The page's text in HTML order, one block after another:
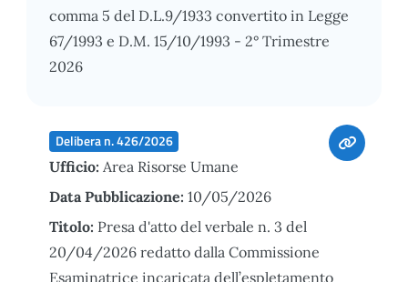
comma 5 del D.L.9/1933 convertito in Legge
67/1993 e D.M. 15/10/1993 - 2° Trimestre
2026
Delibera n. 426/2026
Ufficio: Area Risorse Umane
Data Pubblicazione: 10/05/2026
Titolo: Presa d'atto del verbale n. 3 del
20/04/2026 redatto dalla Commissione
Esaminatrice incaricata dell’espletamento